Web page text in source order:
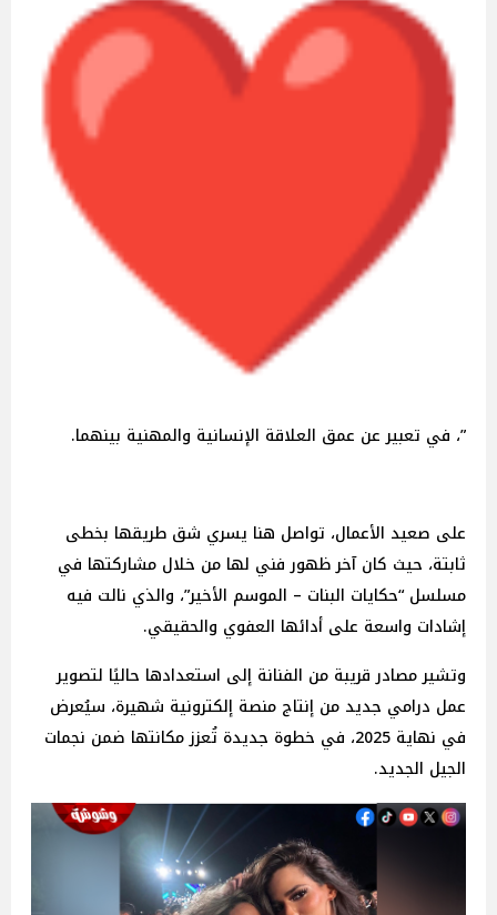
”، في تعبير عن عمق العلاقة الإنسانية والمهنية بينهما.
على صعيد الأعمال، تواصل هنا يسري شق طريقها بخطى
ثابتة، حيث كان آخر ظهور فني لها من خلال مشاركتها في
مسلسل “حكايات البنات – الموسم الأخير”، والذي نالت فيه
إشادات واسعة على أدائها العفوي والحقيقي.
وتشير مصادر قريبة من الفنانة إلى استعدادها حاليًا لتصوير
عمل درامي جديد من إنتاج منصة إلكترونية شهيرة، سيُعرض
في نهاية 2025، في خطوة جديدة تُعزز مكانتها ضمن نجمات
الجيل الجديد.